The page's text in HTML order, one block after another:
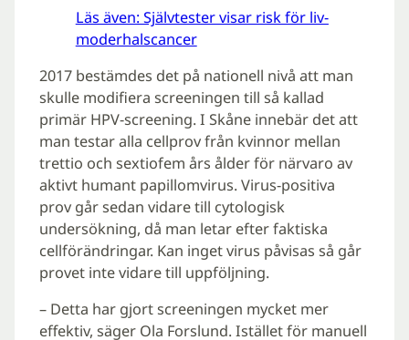
Läs även: Självtester visar risk för liv­
mo­der­halscan­cer
2017 bestämdes det på nationell nivå att man
skulle modifiera screeningen till så kallad
primär HPV-screening. I Skåne innebär det att
man testar alla cellprov från kvinnor mellan
trettio och sextiofem års ålder för närvaro av
aktivt humant papillomvirus. Virus-positiva
prov går sedan vidare till cytologisk
undersökning, då man letar efter faktiska
cellförändringar. Kan inget virus påvisas så går
provet inte vidare till uppföljning.
– Detta har gjort screeningen mycket mer
effektiv, säger Ola Forslund. Istället för manuell